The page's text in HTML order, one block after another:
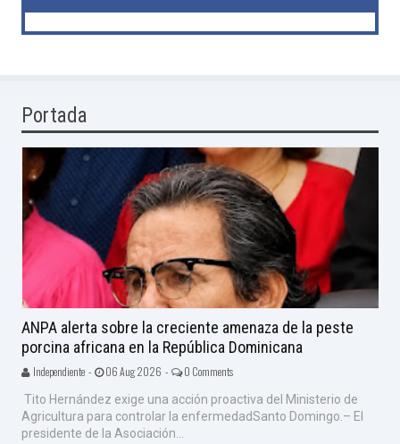
Portada
ANPA alerta sobre la creciente amenaza de la peste
porcina africana en la República Dominicana
Independiente - 06 Aug 2026 - 0 Comments
Tito Hernández exige una acción proactiva del Ministerio de
Agricultura para controlar la enfermedadSanto Domingo.– El
presidente de la Asociación...